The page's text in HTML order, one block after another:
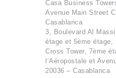
Casa Business
Avenue Main Street
Casablanca
3, Boulevard Al
étage et 5ème étage,
Cross Tower, 7ème
l’Aéropostale et
20036 – Casablanca